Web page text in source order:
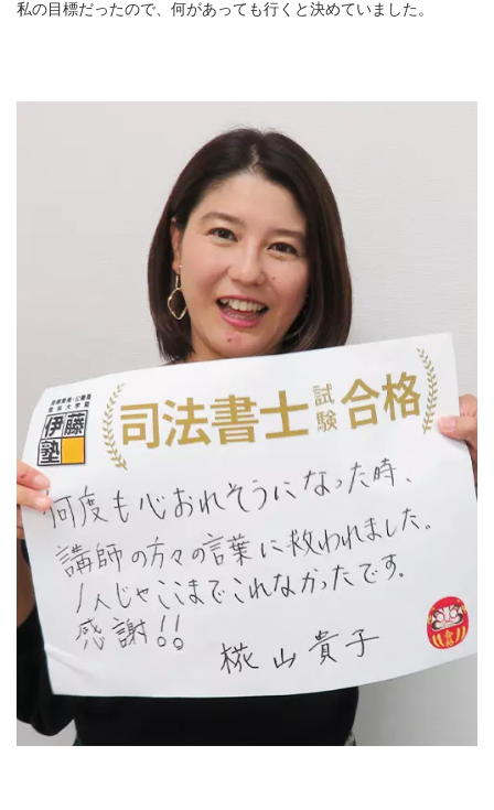
私の目標だったので、何があっても行くと決めていました。